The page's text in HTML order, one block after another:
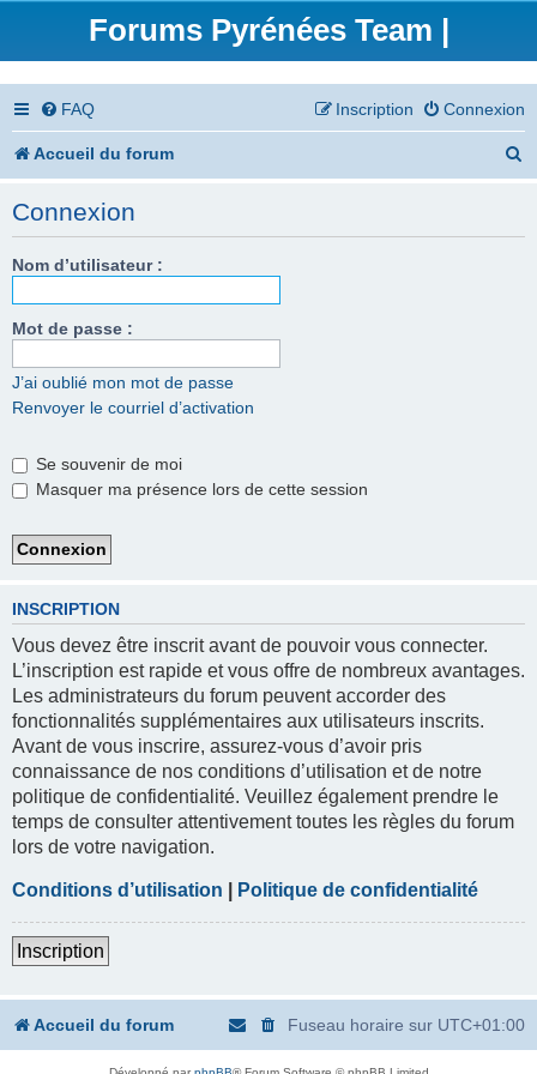
Forums Pyrénées Team |
FAQ Connexion
Inscription
Accueil du forum
Connexion
Nom d’utilisateur :
Mot de passe :
J’ai oublié mon mot de passe
Renvoyer le courriel d’activation
Se souvenir de moi
Masquer ma présence lors de cette session
INSCRIPTION
Vous devez être inscrit avant de pouvoir vous connecter.
L’inscription est rapide et vous offre de nombreux avantages.
Les administrateurs du forum peuvent accorder des
fonctionnalités supplémentaires aux utilisateurs inscrits.
Avant de vous inscrire, assurez-vous d’avoir pris
connaissance de nos conditions d’utilisation et de notre
politique de confidentialité. Veuillez également prendre le
temps de consulter attentivement toutes les règles du forum
lors de votre navigation.
Conditions d’utilisation Politique de confidentialité
Inscription
Accueil du forum Fuseau horaire sur UTC+01:00